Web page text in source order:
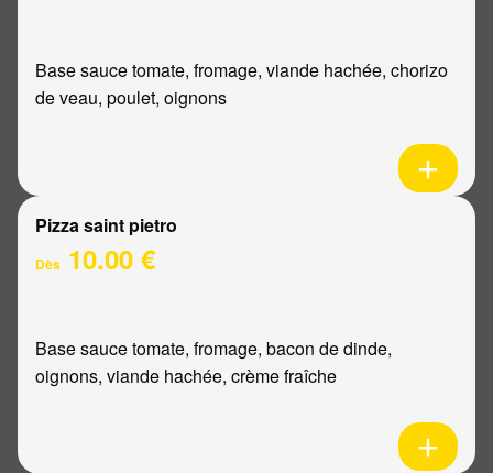
Base sauce tomate, fromage, viande hachée, chorizo
de veau, poulet, oignons
Pizza saint pietro
Dès 10.00 €
Base sauce tomate, fromage, bacon de dinde,
oignons, viande hachée, crème fraîche